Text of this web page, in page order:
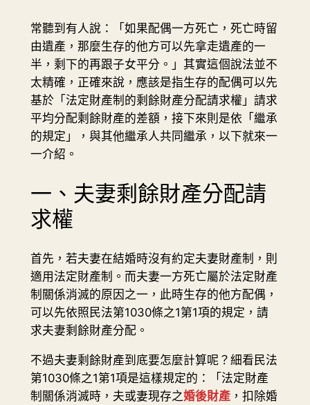
常聽到有人說：「如果配偶一方死亡，死亡時留
由遺產，那麼生存的他方可以先拿走遺產的一
半，剩下的再跟子女平分。」其實這個說法並不
太精確，正確來說，應該是指生存的配偶可以先
基於「法定財產制的剩餘財產分配請求權」請求
平均分配剩餘財產的差額，接下來則是依「繼承
的規定」，與其他繼承人共同繼承，以下就來一
一介紹。
一、夫妻剩餘財產分配請
求權
首先，若夫妻在結婚時沒有約定夫妻財產制，則
適用法定財產制。而夫妻一方死亡屬於法定財產
制關係消滅的原因之一，此時生存的他方配偶，
可以先依照民法第1030條之1第1項的規定，請
求夫妻剩餘財產分配。
不過夫妻剩餘財產到底要怎麼計算呢？細看民法
第1030條之1第1項是這樣規定的：「法定財產
制關係消滅時，夫或妻現存之婚後財產，扣除婚